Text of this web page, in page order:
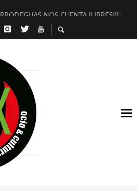
NOS CUENTA [LIBRES!!!]
GUAPES] DE SANDRA MONFORT
DEL DIRECTOR TEATRAL CLAUDIO
DE LA KATARSIS DEL TOMATAZO
JUDÍAS EN #EXVITA
REINVENTAN [BITÁCORA 3.0] EN EXVITA
PRESENTA EN EXVITA [RELATIVA
EN EXVITA INTERPRETANDO A SERRAT